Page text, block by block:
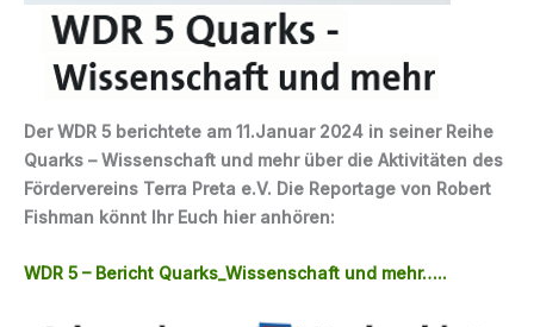
Der WDR 5 berichtete am 11.Januar 2024 in seiner Reihe
Quarks – Wissenschaft und mehr über die Aktivitäten des
Fördervereins Terra Preta e.V. Die Reportage von Robert
Fishman könnt Ihr Euch hier anhören:
WDR 5 – Bericht Quarks_Wissenschaft und mehr…..